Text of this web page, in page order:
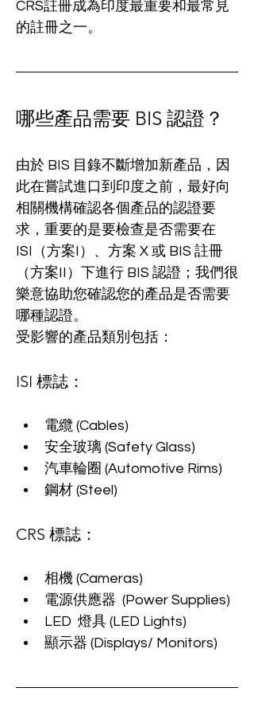
CRS註冊成為印度最重要和最常見
的註冊之一。
哪些產品需要 BIS 認證？
由於 BIS 目錄不斷增加新產品，因
此在嘗試進口到印度之前，最好向
相關機構確認各個產品的認證要
求，重要的是要檢查是否需要在
ISI（方案I）、方案 X 或 BIS 註冊
（方案II）下進行 BIS 認證；我們很
樂意協助您確認您的產品是否需要
哪種認證。
受影響的產品類別包括：
ISI 標誌：
電纜 (Cables)
安全玻璃 (Safety Glass)
汽車輪圈 (Automotive Rims)
鋼材 (Steel)
CRS 標誌：
相機 (Cameras)
電源供應器  (Power Supplies)
LED  燈具 (LED Lights)
顯示器 (Displays/ Monitors)